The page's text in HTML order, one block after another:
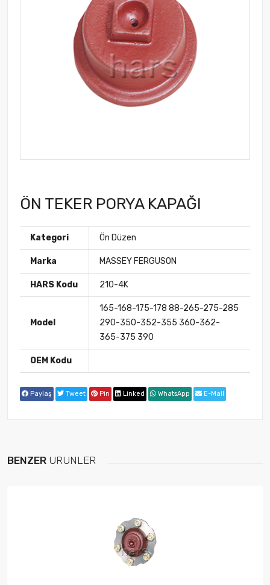
ÖN TEKER PORYA KAPAĞI
Kategori Ön Düzen
Marka MASSEY FERGUSON
HARS Kodu 210-4K
Model
165-168-175-178 88-265-275-285
290-350-352-355 360-362-
365-375 390
OEM Kodu
Paylaş Tweet Pin Linked WhatsApp E-Mail
BENZER ÜRÜNLER